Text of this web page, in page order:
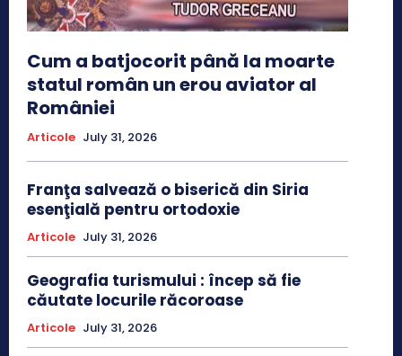
Cum a batjocorit până la moarte
statul român un erou aviator al
României
Articole July 31, 2026
Franţa salvează o biserică din Siria
esenţială pentru ortodoxie
Articole July 31, 2026
Geografia turismului : încep să fie
căutate locurile răcoroase
Articole July 31, 2026